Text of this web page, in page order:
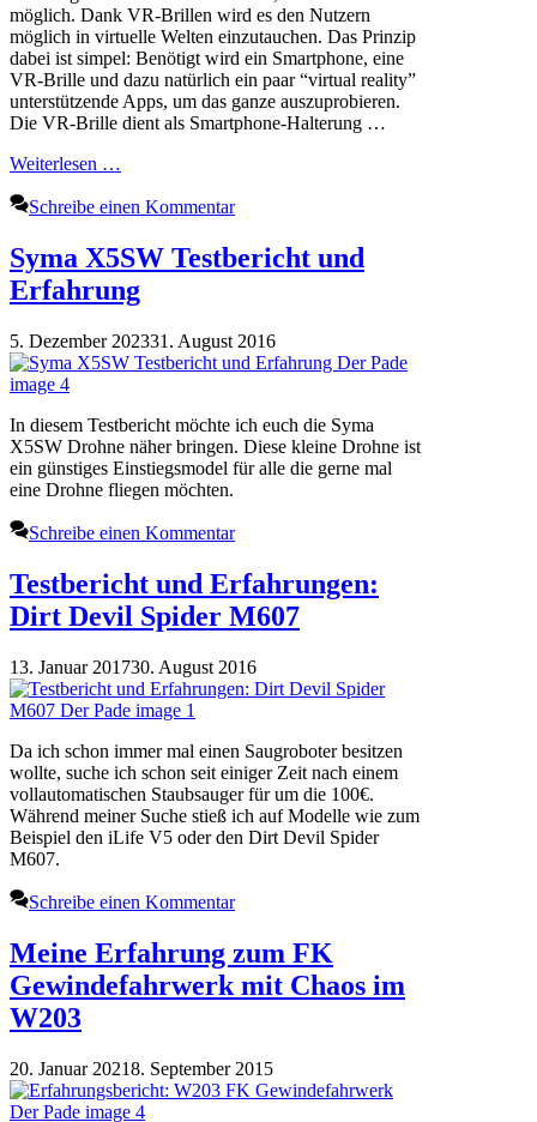
möglich. Dank VR-Brillen wird es den Nutzern
möglich in virtuelle Welten einzutauchen. Das Prinzip
dabei ist simpel: Benötigt wird ein Smartphone, eine
VR-Brille und dazu natürlich ein paar “virtual reality”
unterstützende Apps, um das ganze auszuprobieren.
Die VR-Brille dient als Smartphone-Halterung …
Weiterlesen …
Schreibe einen Kommentar
Syma X5SW Testbericht und
Erfahrung
5. Dezember 202331. August 2016
In diesem Testbericht möchte ich euch die Syma
X5SW Drohne näher bringen. Diese kleine Drohne ist
ein günstiges Einstiegsmodel für alle die gerne mal
eine Drohne fliegen möchten.
Schreibe einen Kommentar
Testbericht und Erfahrungen:
Dirt Devil Spider M607
13. Januar 201730. August 2016
Da ich schon immer mal einen Saugroboter besitzen
wollte, suche ich schon seit einiger Zeit nach einem
vollautomatischen Staubsauger für um die 100€.
Während meiner Suche stieß ich auf Modelle wie zum
Beispiel den iLife V5 oder den Dirt Devil Spider
M607.
Schreibe einen Kommentar
Meine Erfahrung zum FK
Gewindefahrwerk mit Chaos im
W203
20. Januar 20218. September 2015